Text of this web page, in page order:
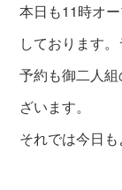
本日も11時オ
しております。
予約も御二人組
ざいます。
それでは今日も